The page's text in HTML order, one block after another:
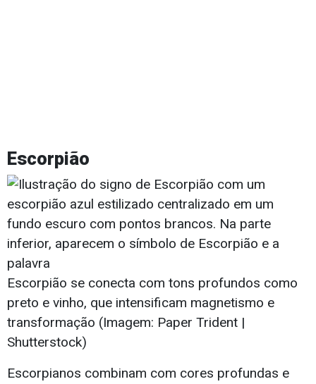
Escorpião
Escorpião se conecta com tons profundos como
preto e vinho, que intensificam magnetismo e
transformação (Imagem: Paper Trident |
Shutterstock)
Escorpianos combinam com cores profundas e